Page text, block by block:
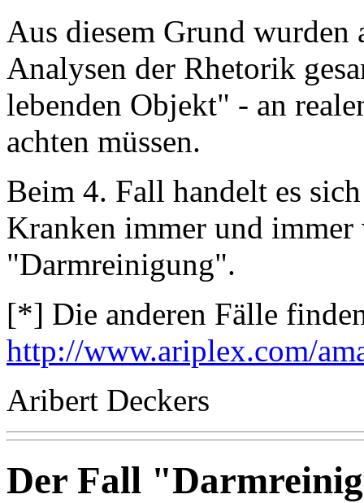
Aus diesem Grund
Analysen der Rhetorik
lebenden Objekt" - an
achten müssen.
Beim 4. Fall handelt es
Kranken immer und
"Darmreinigung".
[*] Die anderen Fälle
http://www.ariplex.com/
Aribert Deckers
Der Fall